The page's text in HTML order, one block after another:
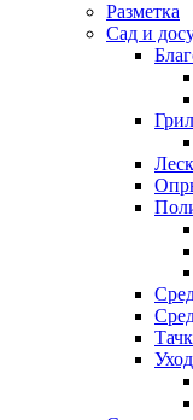
Разметка
Сад и